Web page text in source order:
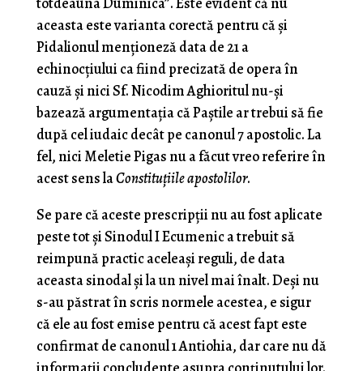
aceasta este varianta corectă pentru că și
Pidalionul menționeză data de 21 a
echinocțiului ca fiind precizată de opera în
cauză și nici Sf. Nicodim Aghioritul nu-și
bazează argumentația că Paștile ar trebui să fie
după cel iudaic decât pe canonul 7 apostolic. La
fel, nici Meletie Pigas nu a făcut vreo referire în
acest sens laConstituțiile apostolilor.
Se pare că aceste prescripții nu au fost aplicate
peste tot și Sinodul I Ecumenic a trebuit să
reimpună practic aceleași reguli, de data
aceasta sinodal și la un nivel mai înalt. Deși nu
s-au păstrat în scris normele acestea, e sigur
că ele au fost emise pentru că acest fapt este
confirmat de canonul 1 Antiohia, dar care nu dă